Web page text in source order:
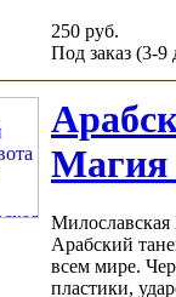
250 руб.
Под заказ (3-9
Магия
Арабский
всем мире.
пластики,